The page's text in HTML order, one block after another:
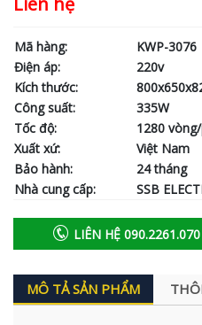
Mã hàng:
KWP-3076
Điện áp:
220v
Kích thước:
Công suất:
335W
Tốc độ:
1280
Xuất xứ:
Việt Nam
Bảo hành:
24 tháng
Nhà cung cấp:
SSB
LIÊN HỆ
MÔ TẢ SẢN PHẨM